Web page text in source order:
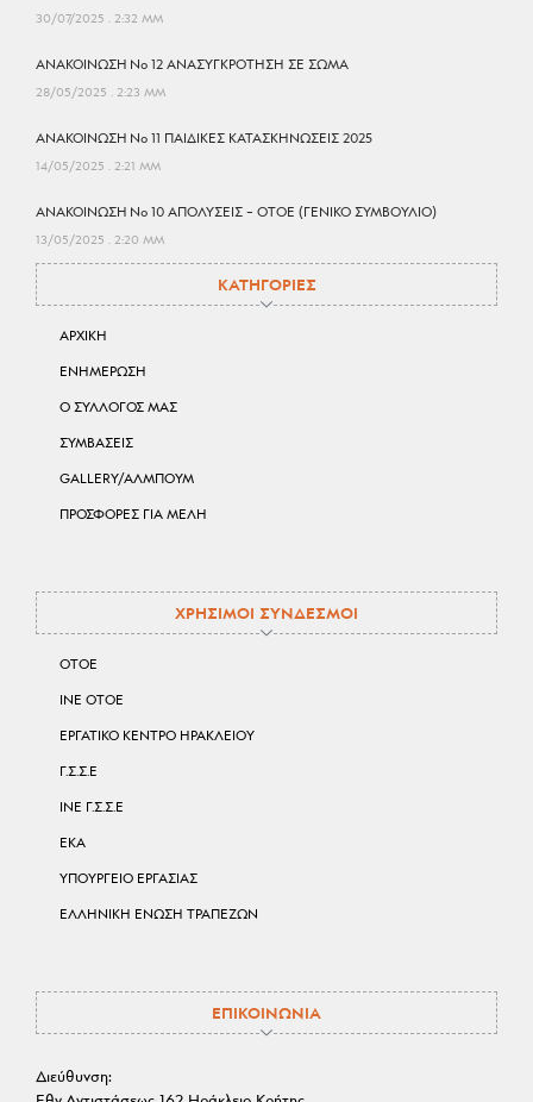
30/07/2025 2:32 ΜΜ
ΑΝΑΚΟΙΝΩΣΗ No 12 ΑΝΑΣΥΓΚΡΟΤΗΣΗ ΣΕ ΣΩΜΑ
28/05/2025 2:23 ΜΜ
ΑΝΑΚΟΙΝΩΣΗ No 11 ΠΑΙΔΙΚΕΣ ΚΑΤΑΣΚΗΝΩΣΕΙΣ 2025
14/05/2025 2:21 ΜΜ
ΑΝΑΚΟΙΝΩΣΗ No 10 ΑΠΟΛΥΣΕΙΣ – ΟΤΟΕ (ΓΕΝΙΚΟ ΣΥΜΒΟΥΛΙΟ)
13/05/2025 2:20 ΜΜ
ΚΑΤΗΓΟΡΙΕΣ
ΑΡΧΙΚΗ
ΕΝΗΜΕΡΩΣΗ
Ο ΣΥΛΛΟΓΟΣ ΜΑΣ
ΣΥΜΒΑΣΕΙΣ
GALLERY/ΑΛΜΠΟΥΜ
ΠΡΟΣΦΟΡΕΣ ΓΙΑ ΜΕΛΗ
ΧΡΗΣΙΜΟΙ ΣΥΝΔΕΣΜΟΙ
ΟΤΟΕ
ΙΝΕ ΟΤΟΕ
ΕΡΓΑΤΙΚΟ ΚΕΝΤΡΟ ΗΡΑΚΛΕΙΟΥ
Γ.Σ.Σ.Ε
ΙΝΕ Γ.Σ.Σ.Ε
ΕΚΑ
ΥΠΟΥΡΓΕΙΟ ΕΡΓΑΣΙΑΣ
ΕΛΛΗΝΙΚΗ ΕΝΩΣΗ ΤΡΑΠΕΖΩΝ
ΕΠΙΚΟΙΝΩΝΙΑ
Διεύθυνση: